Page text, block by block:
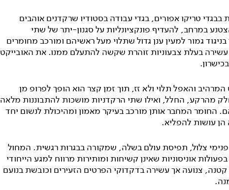
בבגדי טריקו אפורים, בגדי עבודה בסטודיו שרקדנים אוהבים
במרחב, להעדיף פונקציונליות על סגנון-יתר של שתי
גמור למעין ענן גדול שתלוי מעל ראשיהם ומורכב מחומרים
בעלת צבעוניות זוהרת שקשה להתעלם ממנו. את האובייקט
והאפל תלוי ולא זז, תוך זמן קצר הוא הופך לפרופ מן
מהרקע, החלל, ואילו שתי הרקדניות מושכות להתבוננות מלאה
החומר המחבר אותן מורכב בעיקר מאמון ומהיכולת לנשום יחד
עושות להפליא.
פנימי צלול, תפיסת עולם בשלה, שמקורה בבגרות רגשית. המחול
אוניסוניות שאינן קשיחות ומותירות מרווח למגע הייחודי
קטנה, צנועה אך עשירה בדקדוקי הפרטים הזעירים וכובשת בנועם